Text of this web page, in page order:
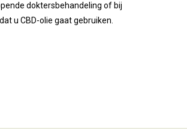
doktersbehandeling of bij
u CBD-olie gaat gebruiken.